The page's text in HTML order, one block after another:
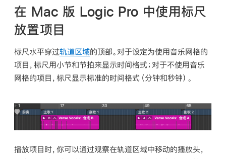
册
中
搜
在 Mac 版 Logic Pro 中使用标尺
放置项目
标尺水平穿过轨道区域的顶部。对于设定为使用音乐网格的
项目，标尺用小节和节拍来显示时间格式；对于不使用音乐
网格的项目，标尺显示标准的时间格式（分钟和秒钟）。
播放项目时，你可以通过观察在轨道区域中移动的播放头，